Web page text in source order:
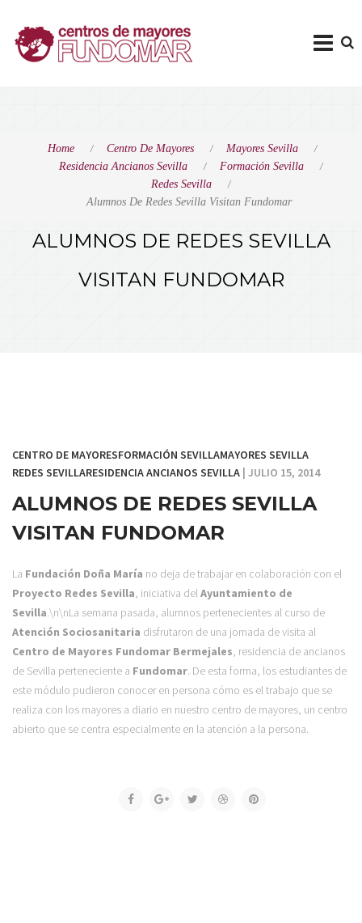
Home Centro De Mayores
Mayores Sevilla
Residencia Ancianos Sevilla
Formación Sevilla
Redes Sevilla
Alumnos De Redes Sevilla Visitan Fundomar
ALUMNOS DE REDES SEVILLA
VISITAN FUNDOMAR
CENTRO DE MAYORESFORMACIÓN SEVILLAMAYORES SEVILLA
REDES SEVILLARESIDENCIA ANCIANOS SEVILLA | JULIO 15, 2014
ALUMNOS DE REDES SEVILLA
VISITAN FUNDOMAR
La Fundación Doña María no deja de trabajar en colaboración con el
Proyecto Redes Sevilla, iniciativa delAyuntamiento de
Sevilla.\n\nLa semana pasada, alumnos pertenecientes al curso de
Atención Sociosanitaria disfrutaron de una jornada de visita al
Centro de Mayores Fundomar Bermejales, residencia de ancianos
de Sevilla perteneciente a Fundomar. De esta forma, los estudiantes de
este módulo pudieron conocer en persona cómo es el trabajo que se
realiza con los mayores a diario en nuestro centro de mayores, un centro
abierto que se centra especialmente en la atención a la persona.